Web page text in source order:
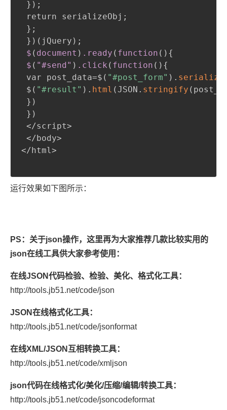
} ) ;
return serializeObj ;
} ;
} ) ( jQuery ) ;
$ ( document ) .ready ( function ( ) {
$ ( "#send " ) .click ( function ( ) {
var post_data=$ ( "#post_form" ) .
$ ( "#result" ) . html ( JSON. stringify (
} )
} )
</script>
</body>
</html>
运行效果如下图所示：
PS：关于json操作，这里再为大家推荐几款比较实用的
json在线工具供大家参考使用：
在线JSON代码检验、检验、美化、格式化工具：
http://tools.jb51.net/code/json
JSON在线格式化工具：
http://tools.jb51.net/code/jsonformat
在线XML/JSON 互相转换工具：
http://tools.jb51.net/code/xmljson
json代码在线格式化/美化/压缩/编辑/转换工具：
http://tools.jb51.net/code/jsoncodeformat